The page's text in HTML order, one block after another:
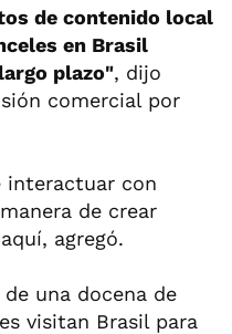
de contenido local
en Brasil
plazo", dijo
comercial por
interactuar con
de crear
agregó.
una docena de
visitan Brasil para